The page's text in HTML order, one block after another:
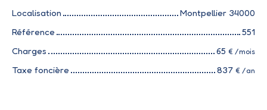
Localisation
Montpellier 34000
Référence
551
Charges
65 € /mois
Taxe foncière 837 € /an